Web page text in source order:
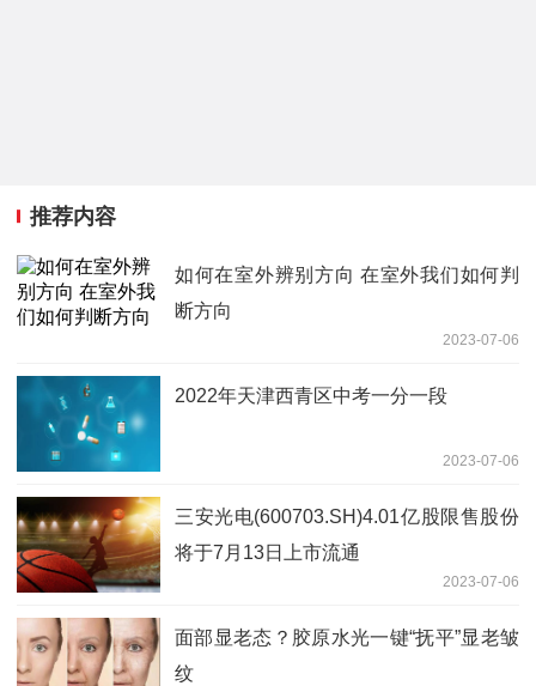
推荐内容
如何在室外辨别方向 在室外我们如何判
断方向
2023-07-06
2022年天津西青区中考一分一段
2023-07-06
三安光电(600703.SH)4.01亿股限售股份
将于7月13日上市流通
2023-07-06
面部显老态？胶原水光一键“抚平”显老皱
纹